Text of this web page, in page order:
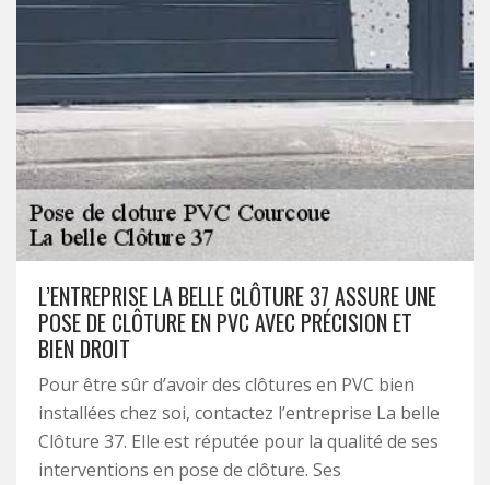
L’ENTREPRISE LA BELLE CLÔTURE 37 ASSURE UNE
POSE DE CLÔTURE EN PVC AVEC PRÉCISION ET
BIEN DROIT
Pour être sûr d’avoir des clôtures en PVC bien
installées chez soi, contactez l’entreprise La belle
Clôture 37. Elle est réputée pour la qualité de ses
interventions en pose de clôture. Ses